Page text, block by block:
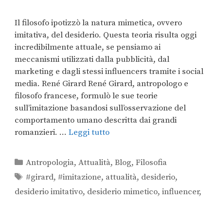
Il filosofo ipotizzò la natura mimetica, ovvero
imitativa, del desiderio. Questa teoria risulta oggi
incredibilmente attuale, se pensiamo ai
meccanismi utilizzati dalla pubblicità, dal
marketing e dagli stessi influencers tramite i social
media. René Girard René Girard, antropologo e
filosofo francese, formulò le sue teorie
sull’imitazione basandosi sull’osservazione del
comportamento umano descritta dai grandi
romanzieri. … Leggi tutto
Antropologia,Attualità,Blog,Filosofia
#girard, #imitazione, attualità, desiderio,
desiderio imitativo, desiderio mimetico, influencer,